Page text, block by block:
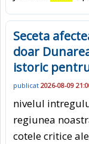
Seceta
doar
istoric
publicat 2026-08-09
nivelul
regiunea
cotele critice